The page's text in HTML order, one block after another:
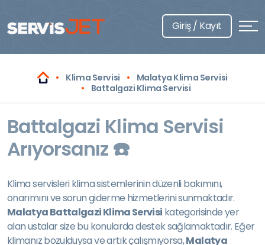
Giriş / Kayıt
Klima Servisi
Malatya Klima Servisi
Battalgazi Klima Servisi
Battalgazi Klima Servisi
Arıyorsanız ☎️
Klima servisleri klima sistemlerinin düzenli bakımını,
onarımını ve sorun giderme hizmetlerini sunmaktadır.
Malatya Battalgazi Klima Servisi kategorisinde yer
alan ustalar size bu konularda destek sağlamaktadır. Eğer
klimanız bozulduysa ve artık çalışmıyorsa,Malatya